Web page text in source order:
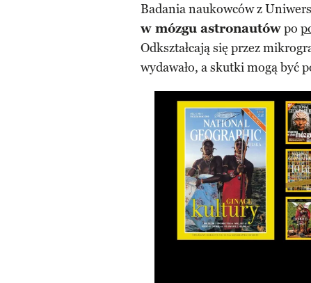
Badania naukowców z
w mózgu astronautówpo
Odkształcają się przez
wydawało, a skutki mogą być